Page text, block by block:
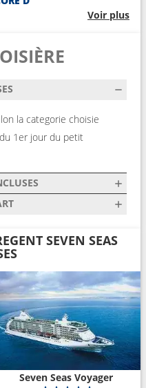
Voir plus
la categorie choisie
1er jour du petit
SEVEN SEAS
Seven Seas Voyager